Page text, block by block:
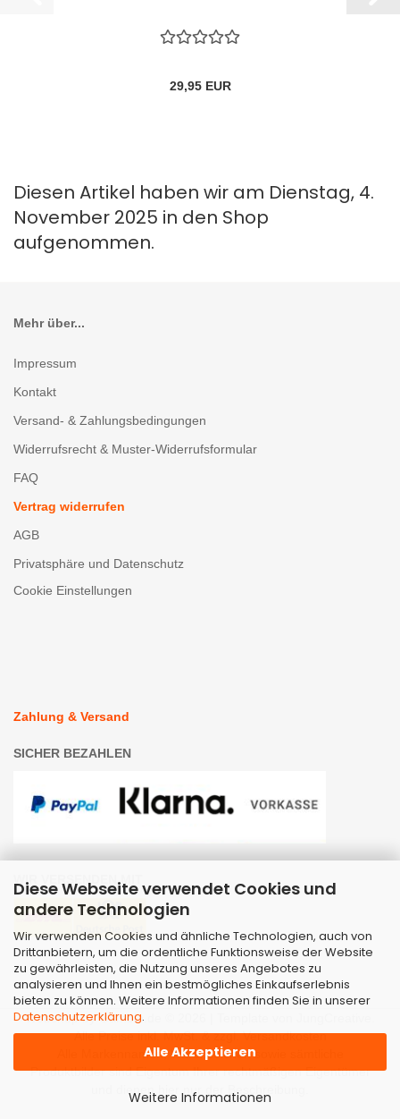
Diese Webseite verwendet Cookies und
andere Technologien
Wir verwenden Cookies und ähnliche Technologien, auch von
Drittanbietern, um die ordentliche Funktionsweise der Website
zu gewährleisten, die Nutzung unseres Angebotes zu
analysieren und Ihnen ein bestmögliches Einkaufserlebnis
bieten zu können. Weitere Informationen finden Sie in unserer
Datenschutzerklärung.
Alle Akzeptieren
Weitere Informationen
29,95 EUR
Diesen Artikel haben wir am Dienstag, 4.
November 2025 in den Shop
aufgenommen.
Mehr über...
Impressum
Kontakt
Versand- & Zahlungsbedingungen
Widerrufsrecht & Muster-Widerrufsformular
FAQ
Vertrag widerrufen
AGB
Privatsphäre und Datenschutz
Cookie Einstellungen
Zahlung & Versand
SICHER BEZAHLEN
WIR VERSENDEN MIT
Webshopby Gambio.de © 2026 | Template von
Alle Preise inkl. MwSt. & zzgl. Versandkosten
Alle Markennamen, Warenzeichen sowie sämtliche
Produktbilder sind Eigentum Ihrer rechtmäßigen Eigentümer
und dienen hier nur der Beschreibung.